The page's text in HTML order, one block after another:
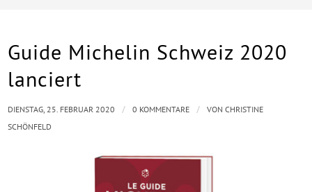
Guide Michelin Schweiz 2020
lanciert
DIENSTAG, 25. FEBRUAR 2020 / 0 KOMMENTARE / VONCHRISTINE
SCHÖNFELD